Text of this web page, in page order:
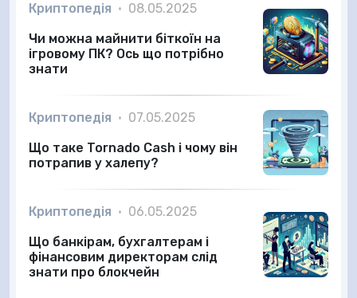
Криптопедія • 08.05.2025
Чи можна майнити біткоїн на
ігровому ПК? Ось що потрібно
знати
Криптопедія • 07.05.2025
Що таке Tornado Cash і чому він
потрапив у халепу?
Криптопедія • 06.05.2025
Що банкірам, бухгалтерам і
фінансовим директорам слід
знати про блокчейн